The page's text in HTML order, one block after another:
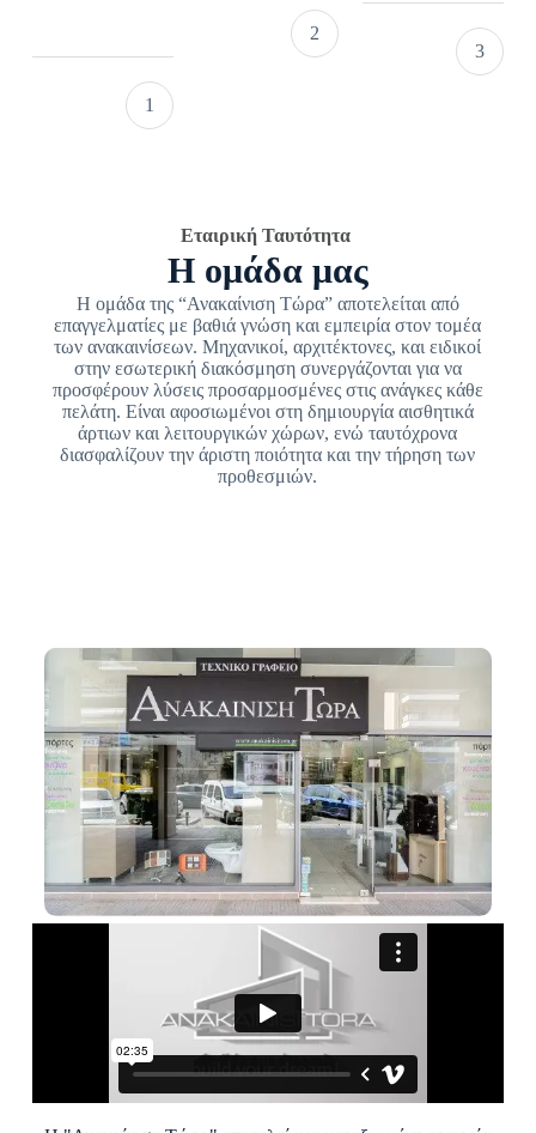
1
2
3
Εταιρική Ταυτότητα
Η ομάδα μας
Η ομάδα της “Ανακαίνιση Τώρα” αποτελείται από
επαγγελματίες με βαθιά γνώση και εμπειρία στον τομέα
των ανακαινίσεων. Μηχανικοί, αρχιτέκτονες, και ειδικοί
στην εσωτερική διακόσμηση συνεργάζονται για να
προσφέρουν λύσεις προσαρμοσμένες στις ανάγκες κάθε
πελάτη. Είναι αφοσιωμένοι στη δημιουργία αισθητικά
άρτιων και λειτουργικών χώρων, ενώ ταυτόχρονα
διασφαλίζουν την άριστη ποιότητα και την τήρηση των
προθεσμιών.